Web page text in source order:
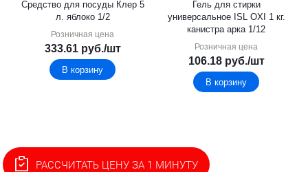
Средство для посуды Клер 5
л. яблоко 1/2
Розничная цена
333.61руб./шт
В корзину
Гель для стирки
универсальное ISL OXI 1 кг.
канистра арка 1/12
Розничная цена
106.18руб./шт
В корзину
РАССЧИТАТЬ ЦЕНУ ЗА 1 МИНУТУ